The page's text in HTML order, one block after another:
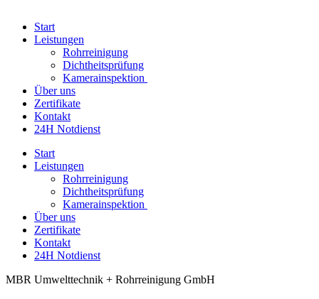
Start
Leistungen
Rohrreinigung
Dichtheitsprüfung
Kamerainspektion
Über uns
Zertifikate
Kontakt
24H Notdienst
Start
Leistungen
Rohrreinigung
Dichtheitsprüfung
Kamerainspektion
Über uns
Zertifikate
Kontakt
24H Notdienst
MBR Umwelttechnik + Rohrreinigung GmbH